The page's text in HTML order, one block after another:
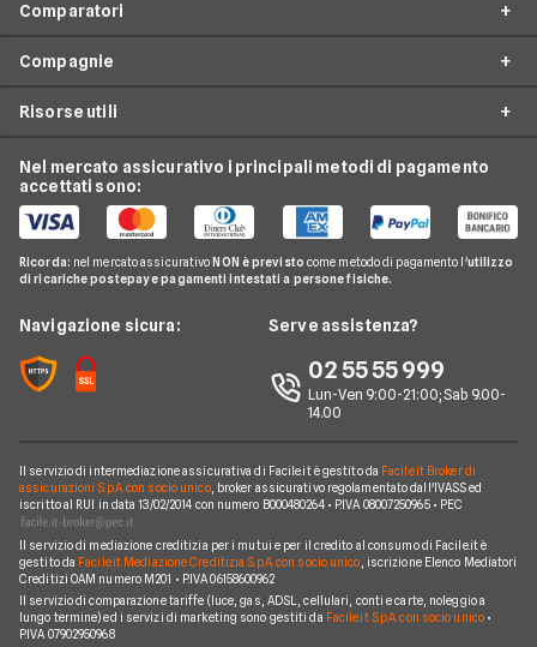
Prestiti
Conti e Carte
Telefonia Mobile
Pay TV
Noleggio Lungo Termine
News
Chi siamo
Perché scegliere Facile.it
Mappa del sito
Offerte Fibra
Offerte ADSL
Offerte Internet Casa
Offerte Internet Partita Iva
Internet senza linea fissa
Comparatori
Migliore Connessione Internet
Offerte Internet Satellitare
Internet Seconda Casa
Offerte Internet Illimitato
Compagnie
Vodafone
Fastweb
Linkem
Tiscali
Wind Tre
Aruba
Eolo
Operatori Internet Casa
Risorse utili
Verifica Copertura Fibra Ottica
Internet Speed Test
Guide Internet Casa
Argomenti in evidenza internet casa
Notizie internet casa
Domande frequenti internet casa
Nel mercato assicurativo i principali metodi di pagamento
accettati sono:
Ricorda: nel mercato assicurativo NON è previsto come metodo di pagamento l'utilizzo
di ricariche postepay e pagamenti intestati a persone fisiche.
Navigazione sicura: Serve assistenza?
02 55 55 999
Lun-Ven 9:00-21:00; Sab 9.00-
14.00
Il servizio di intermediazione assicurativa di Facile.it è gestito da Facile.it Broker di
assicurazioni S.p.A. con socio unico, broker assicurativo regolamentato dall'IVASS ed
iscritto al RUI in data 13/02/2014 con numero B000480264 • P.IVA 08007250965 • PEC
Il servizio di mediazione creditizia per i mutui e per il credito al consumo di Facile.it è
gestito da Facile.it Mediazione Creditizia S.p.A. con socio unico , iscrizione Elenco Mediatori
Creditizi OAM numero M201 • P.IVA 06158600962
Il servizio di comparazione tariffe (luce, gas, ADSL, cellulari, conti e carte, noleggio a
lungo termine) ed i servizi di marketing sono gestiti da Facile.it S.p.A. con socio unico•
P.IVA 07902950968